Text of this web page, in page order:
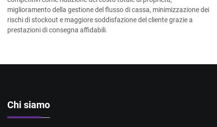
miglioramento della gestione del flusso di cassa, minimizzazione dei
rischi di stockout e maggiore soddisfazione del cliente grazie a
prestazioni di consegna affidabili.
Chi siamo